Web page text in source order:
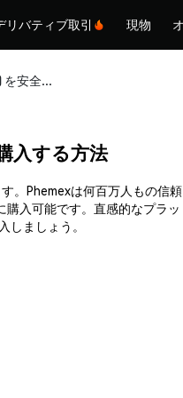
リバティブ取引 現物
Fourxbt (FXBT) を安全に購入・保管
入する方法
。Phemexは何百万人もの信
入可能です。直感的なプラ
ましょう。